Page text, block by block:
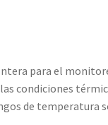
para el
condiciones
de temperatura